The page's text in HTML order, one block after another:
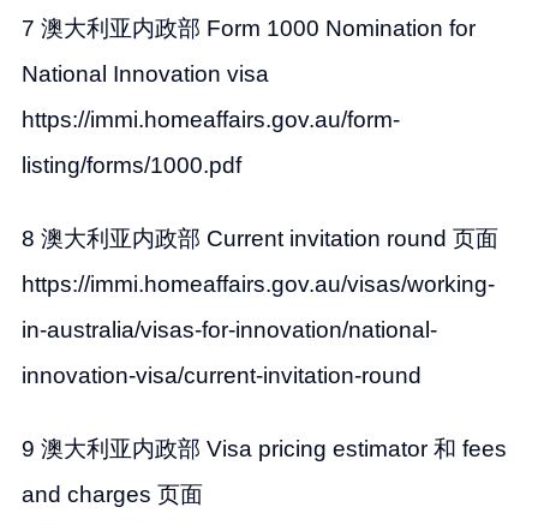
7 澳大利亚内政部 Form 1000 Nomination for
National Innovation visa
https://immi.homeaffairs.gov.au/form-
listing/forms/1000.pdf
8 澳大利亚内政部 Current invitation round 页面
https://immi.homeaffairs.gov.au/visas/working-
in-australia/visas-for-innovation/national-
innovation-visa/current-invitation-round
9 澳大利亚内政部 Visa pricing estimator 和 fees
and charges 页面